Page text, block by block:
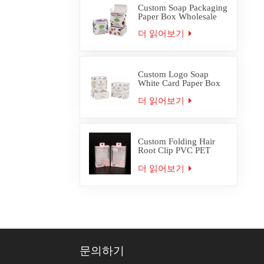
Custom Soap Packaging
Paper Box Wholesale
더 읽어보기
Custom Logo Soap
White Card Paper Box
더 읽어보기
Custom Folding Hair
Root Clip PVC PET
더 읽어보기
문의하기